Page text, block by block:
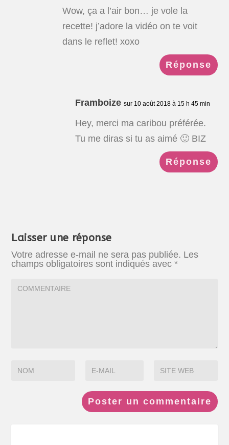
Wow, ça a l’air bon… je vole la
recette! j’adore la vidéo on te voit
dans le reflet! xoxo
Réponse
Framboize sur 10 août 2018 à 15 h 45 min
Hey, merci ma caribou préférée.
Tu me diras si tu as aimé 🙂 BIZ
Réponse
Laisser une réponse
Votre adresse e-mail ne sera pas publiée. Les
champs obligatoires sont indiqués avec*